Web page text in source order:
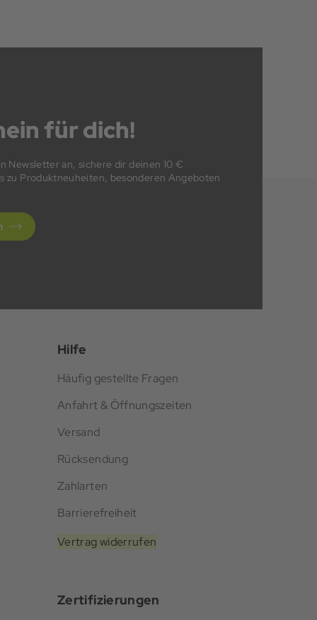
für dich!
Newsletter an, sichere dir deinen 10 €
zu Produktneuheiten, besonderen Angeboten
Hilfe
Häufig gestellte Fragen
Anfahrt & Öffnungszeiten
Versand
Rücksendung
Zahlarten
Barrierefreiheit
Vertrag widerrufen
Zertifizierungen